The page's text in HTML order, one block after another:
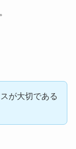
が大切である